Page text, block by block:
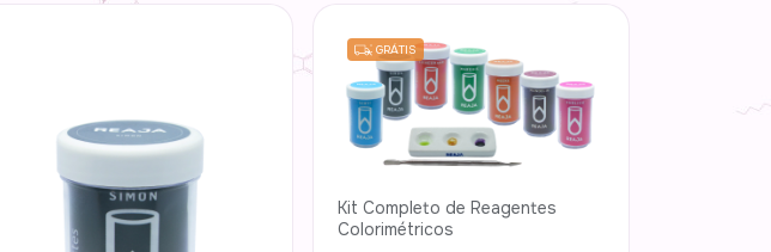
GRÁTIS
Kit Completo de Reagentes
Colorimétricos